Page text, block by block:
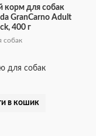
корм для собак
GranCarno Adult
400 г
собак
для собак
в кошик